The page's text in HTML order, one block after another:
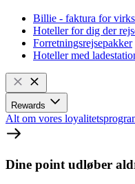
Billie - faktura for
Hoteller for dig der
Forretningsrejsepakker
Hoteller med
Rewards
Alt om vores
Dine point udløber